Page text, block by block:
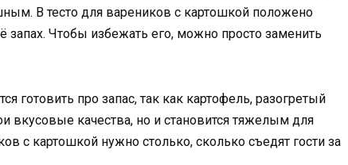
В тесто для вареников с картошкой положено
запах. Чтобы избежать его, можно просто заменить
готовить про запас, так как картофель, разогретый
вкусовые качества, но и становится тяжелым для
с картошкой нужно столько, сколько съедят гости за